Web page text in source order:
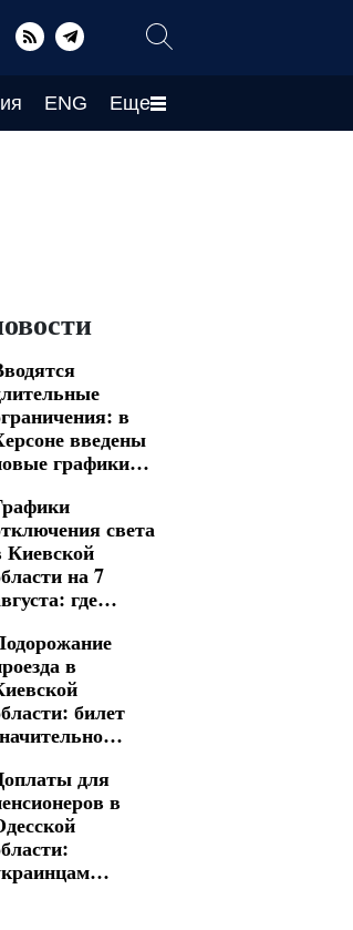
ENG Еще
в
введены
графики
света
Киевской
на 7
где
к
в
билет
для
в